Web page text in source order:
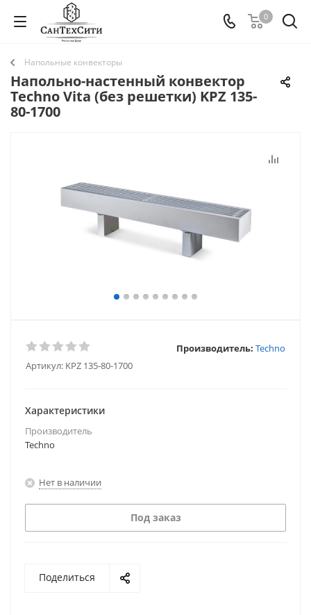
0
Напольные конвекторы
Напольно-настенный конвектор
Techno Vita (без решетки) KPZ 135-
80-1700
Артикул: KPZ 135-80-1700
Производитель: Techno
Характеристики
Производитель
Techno
Нет в наличии
Под заказ
Поделиться